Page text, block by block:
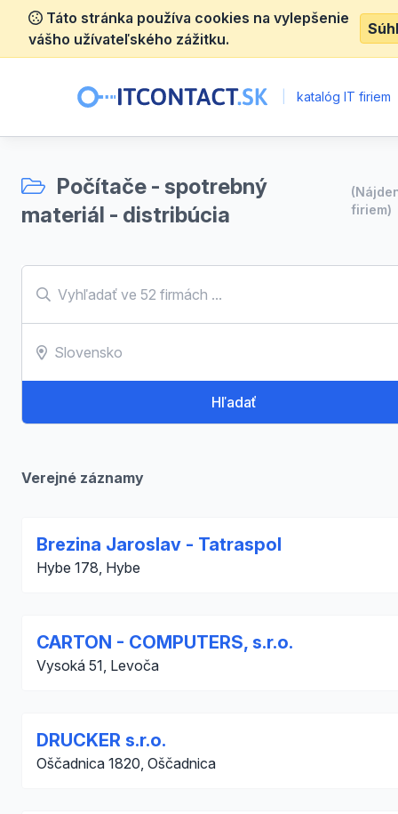
Táto stránka používa cookies na vylepšenie
vášho užívateľského zážitku.
katalóg IT firiem
Počítače - spotrebný
materiál - distribúcia
firiem)
Hľadať
Verejné záznamy
Brezina Jaroslav - Tatraspol
Hybe 178, Hybe
CARTON - COMPUTERS, s.r.o.
Vysoká 51, Levoča
DRUCKER s.r.o.
Oščadnica 1820, Oščadnica